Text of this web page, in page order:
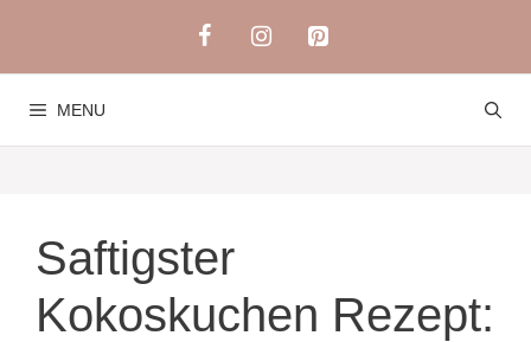
content
MENU
Saftigster
Kokoskuchen Rezept: